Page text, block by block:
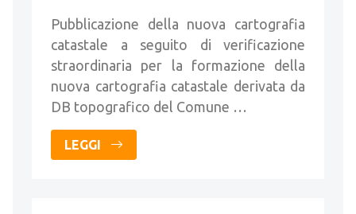
Pubblicazione della nuova cartografia
catastale a seguito di verificazione
straordinaria per la formazione della
nuova cartografia catastale derivata da
DB topografico del Comune …
LEGGI